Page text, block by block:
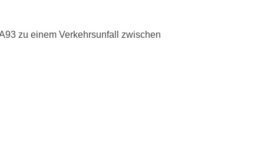
zu einem Verkehrsunfall zwischen